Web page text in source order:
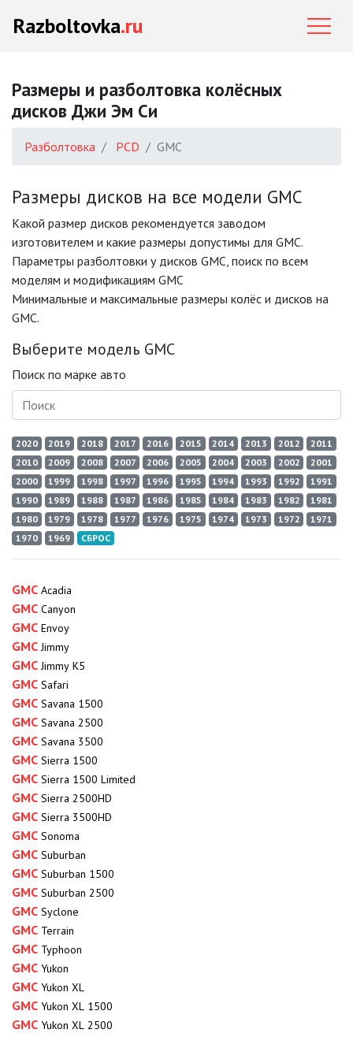
Razboltovka.ru
Размеры и разболтовка колёсных
дисков Джи Эм Си
Разболтовка PCD GMC
Размеры дисков на все модели GMC
Какой размер дисков рекомендуется заводом
изготовителем и какие размеры допустимы для GMC.
Параметры разболтовки у дисков GMC, поиск по всем
моделям и модификациям GMC
Минимальные и максимальные размеры колёс и дисков на
GMC.
Выберите модель GMC
Поиск по марке авто
2020 2019 2018 2017 2016 2015 2014 2013 2012
2011
2010
2009 2008 2007 2006 2005 2004 2003 2002
2001
2000
1999 1998 1997 1996 1995 1994 1993 1992
1991
1990
1989 1988 1987 1986 1985 1984 1983 1982
1981
1980
1979 1978 1977 1976 1975 1974 1973 1972
1971
1970
1969 СБРОС
GMC Acadia
GMC Canyon
GMC Envoy
GMCJimmy
GMCJimmy K5
GMC Safari
GMC Savana 1500
GMC Savana 2500
GMC Savana 3500
GMC Sierra 1500
GMC Sierra 1500 Limited
GMC Sierra 2500HD
GMC Sierra 3500HD
GMC Sonoma
GMC Suburban
GMC Suburban 1500
GMC Suburban 2500
GMC Syclone
GMC Terrain
GMC Typhoon
GMC Yukon
GMC Yukon XL
GMC Yukon XL 1500
GMC Yukon XL 2500